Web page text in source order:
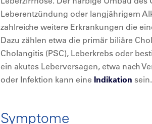
Leberentzündung oder langjährigem
zahlreiche weitere Erkrankungen die
Dazu zählen etwa die primär biliäre
Cholangitis (PSC), Leberkrebs oder
ein akutes Leberversagen, etwa nach
oder Infektion kann eine Indikation sein.
Symptome